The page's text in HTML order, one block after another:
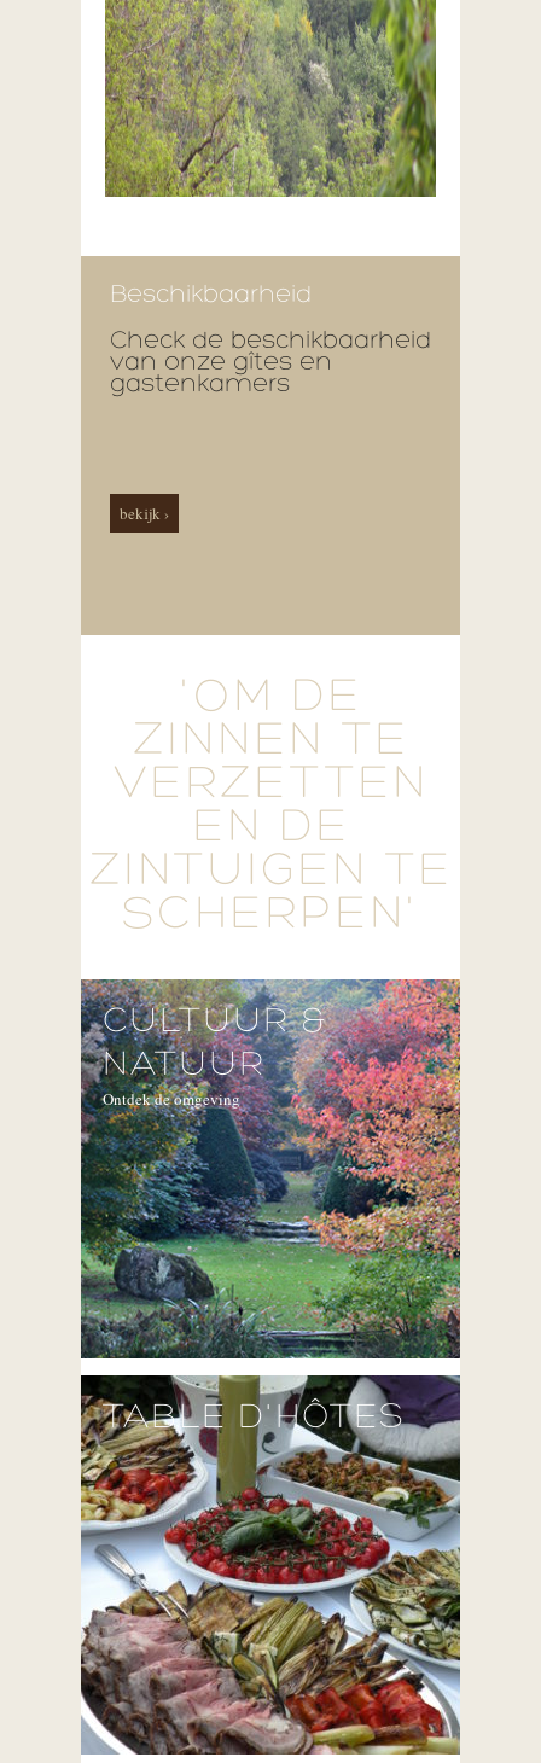
Beschikbaarheid
Check de beschikbaarheid
van onze gîtes en
gastenkamers
bekijk ›
'OM DE
ZINNEN TE
VERZETTEN
EN DE
ZINTUIGEN TE
SCHERPEN'
CULTUUR &
NATUUR
Ontdek de omgeving
TABLE D'HÔTES